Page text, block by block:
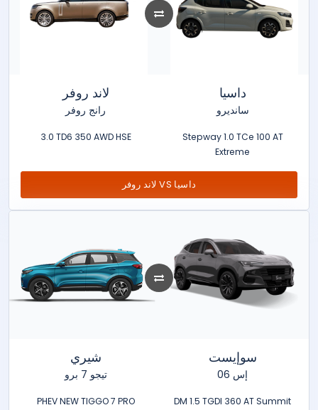
لاند روفر
رانج روفر
3.0 TD6 350 AWD HSE
داسيا
سانديرو
Stepway 1.0 TCe 100 AT
Extreme
لاند روفر VS داسيا
شيري
تيجو 7 برو
PHEV NEW TIGGO 7 PRO
سوإيست
إس 06
DM 1.5 TGDI 360 AT Summit